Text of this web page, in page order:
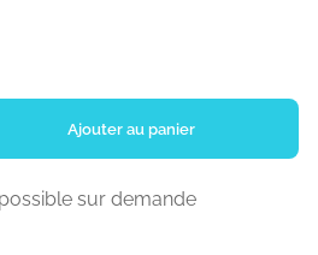
sur demande